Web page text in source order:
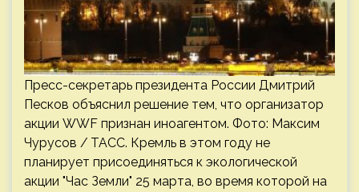
Пресс-секретарь президента России Дмитрий
Песков объяснил решение тем, что организатор
акции WWF признан иноагентом. Фото: Максим
Чурусов / ТАСС. Кремль в этом году не
планирует присоединяться к экологической
акции "Час Земли" 25 марта, во время которой на